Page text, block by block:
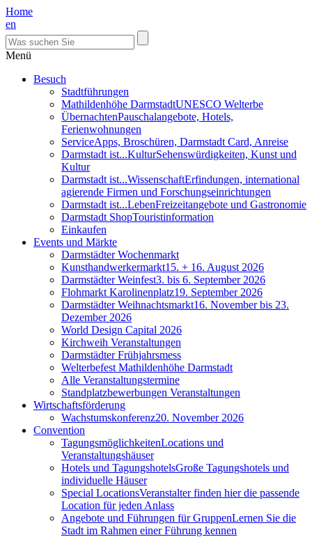
Home
en
Menü
Besuch
Stadtführungen
Mathildenhöhe DarmstadtUNESCO Welterbe
ÜbernachtenPauschalangebote, Hotels,
Ferienwohnungen
ServiceApps, Broschüren, Darmstadt Card, Anreise
Darmstadt ist...KulturSehenswürdigkeiten, Kunst und
Kultur
Darmstadt ist...WissenschaftErfindungen, international
agierende Firmen und Forschungseinrichtungen
Darmstadt ist...LebenFreizeitangebote und Gastronomie
Darmstadt ShopTouristinformation
Einkaufen
Events und Märkte
Darmstädter Wochenmarkt
Kunsthandwerkermarkt15. + 16. August 2026
Darmstädter Weinfest3. bis 6. September 2026
Flohmarkt Karolinenplatz19. September 2026
Darmstädter Weihnachtsmarkt16. November bis 23.
Dezember 2026
World Design Capital 2026
Kirchweih Veranstaltungen
Darmstädter Frühjahrsmess
Welterbefest Mathildenhöhe Darmstadt
Alle Veranstaltungstermine
Standplatzbewerbungen Veranstaltungen
Wirtschaftsförderung
Wachstumskonferenz20. November 2026
Convention
TagungsmöglichkeitenLocations und
Veranstaltungshäuser
Hotels und TagungshotelsGroße Tagungshotels und
individuelle Häuser
Special LocationsVeranstalter finden hier die passende
Location für jeden Anlass
Angebote und Führungen für GruppenLernen Sie die
Stadt im Rahmen einer Führung kennen